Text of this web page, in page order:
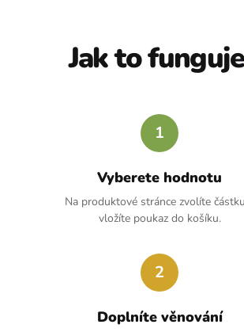
Jak to funguje
1
Vyberete hodnotu
Na produktové stránce zvolíte
vložíte poukaz do košíku.
2
Doplníte věnování